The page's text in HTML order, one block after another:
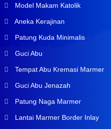
Model Makam Katolik
Aneka Kerajinan
Patung Kuda Minimalis
Guci Abu
Tempat Abu Kremasi Marmer
Guci Abu Jenazah
Patung Naga Marmer
Lantai Marmer Border Inlay